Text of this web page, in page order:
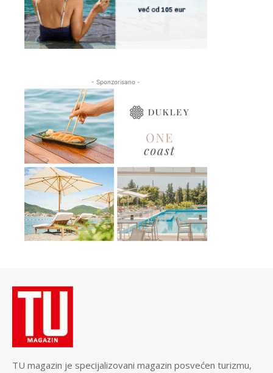
- Sponzorisano -
TU magazin je specijalizovani magazin posvećen turizmu,